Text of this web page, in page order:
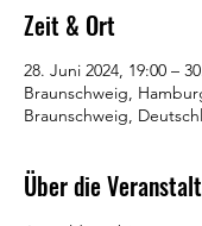
Zeit & Ort
28. Juni 2024, 19:00 –
Braunschweig,
Braunschweig,
Über die